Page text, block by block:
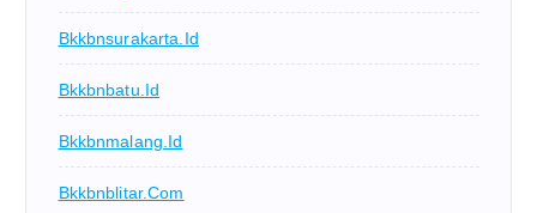
Bkkbnsurakarta.id
Bkkbnbatu.id
Bkkbnmalang.id
Bkkbnblitar.com